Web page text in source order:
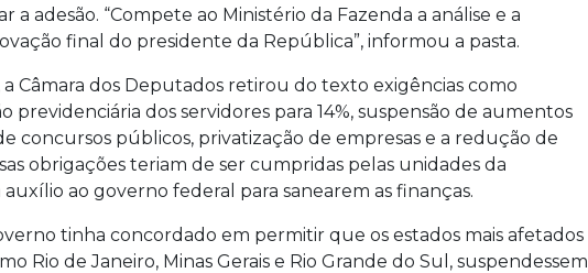
a adesão. “Compete ao Ministério da Fazenda a análise e a
final do presidente da República”, informou a pasta.
Câmara dos Deputados retirou do texto exigências como
dos servidores para 14%, suspensão de aumentos
concursos públicos, privatização de empresas e a redução de
obrigações teriam de ser cumpridas pelas unidades da
ao governo federal para sanearem as finanças.
tinha concordado em permitir que os estados mais afetados
Rio de Janeiro, Minas Gerais e Rio Grande do Sul, suspendessem